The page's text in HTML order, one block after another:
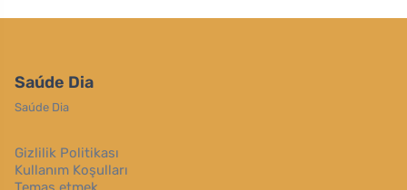
Saúde Dia
Saúde Dia
Gizlilik Politikası
Kullanım Koşulları